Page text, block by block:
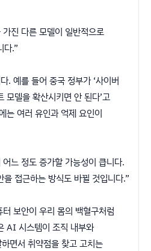
진 다른 모델이 일반적으로
다.”
. 예를 들어 중국 정부가 ‘사이버
모델을 확산시키면 안 된다’고
는 여러 유인과 억제 요인이
느 정도 증가할 가능성이 큽니다.
접근하는 방식도 바뀔 것입니다.”
보안이 우리 몸의 백혈구처럼
AI 시스템이 조직 내부와
면서 취약점을 찾고 고치는